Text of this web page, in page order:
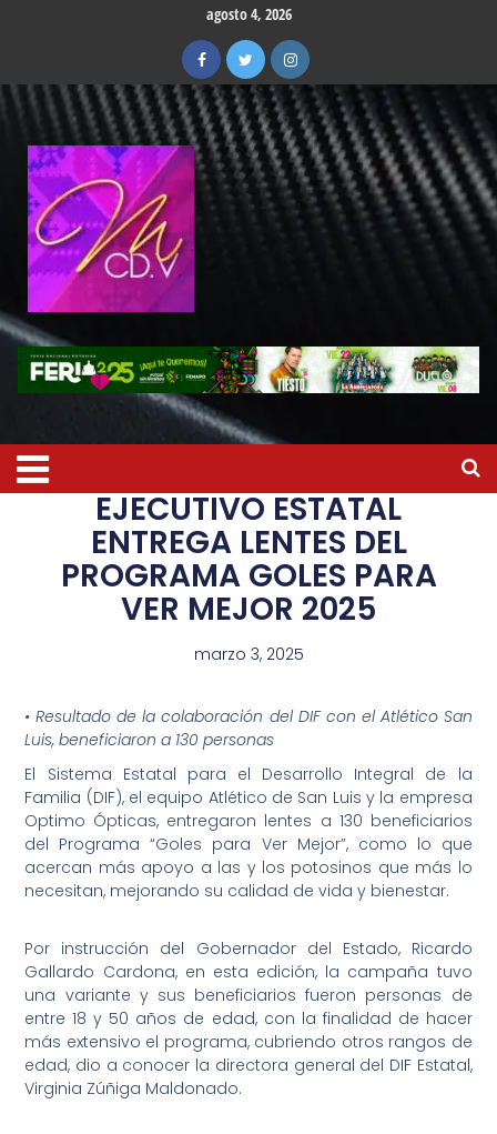
agosto 4, 2026
EJECUTIVO ESTATAL
ENTREGA LENTES DEL
PROGRAMA GOLES PARA
VER MEJOR 2025
marzo 3, 2025
• Resultado de la colaboración del DIF con el Atlético San
Luis, beneficiaron a 130 personas
El Sistema Estatal para el Desarrollo Integral de la
Familia (DIF), el equipo Atlético de San Luis y la empresa
Optimo Ópticas, entregaron lentes a 130 beneficiarios
del Programa “Goles para Ver Mejor”, como lo que
acercan más apoyo a las y los potosinos que más lo
necesitan, mejorando su calidad de vida y bienestar.
Por instrucción del Gobernador del Estado, Ricardo
Gallardo Cardona, en esta edición, la campaña tuvo
una variante y sus beneficiarios fueron personas de
entre 18 y 50 años de edad, con la finalidad de hacer
más extensivo el programa, cubriendo otros rangos de
edad, dio a conocer la directora general del DIF Estatal,
Virginia Zúñiga Maldonado.